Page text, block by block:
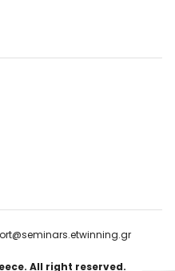
All right reserved.